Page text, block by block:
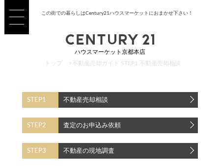
この街での暮らしはCentury21ハウスマーケットにおまかせ下さい！
ハウスマーケット京都本店
トップ
> 不動産売却ガイド STEP1 不動産売却相談
STEP1 不動産売却相談
STEP2 査定のお申込み依頼
STEP3 不動産の現地調査